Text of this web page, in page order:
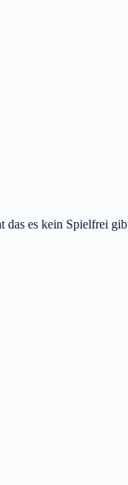
das es kein Spielfrei